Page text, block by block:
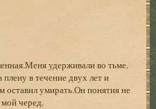
удерживали во тьме.
в течение двух лет и
оставил умирать.Он понятия не
черед.